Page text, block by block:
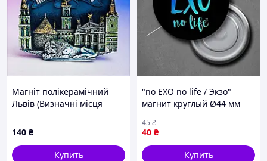
Магніт полікерамічний
Львів (Визначні місця
140 ₴
Купить
"no EXO no life / Экзо"
магнит круглый Ø44 мм
40 ₴
45₴
Купить